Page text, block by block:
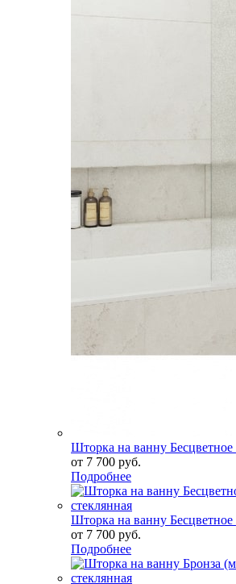
Шторка на ванну
от 7 700 руб.
Подробнее
Шторка на ванну
от 7 700 руб.
Подробнее